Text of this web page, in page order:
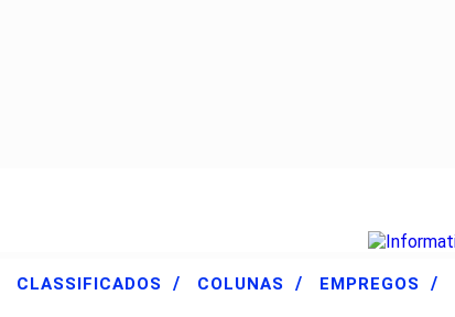
CLASSIFICADOS / COLUNAS / EMPREGOS /